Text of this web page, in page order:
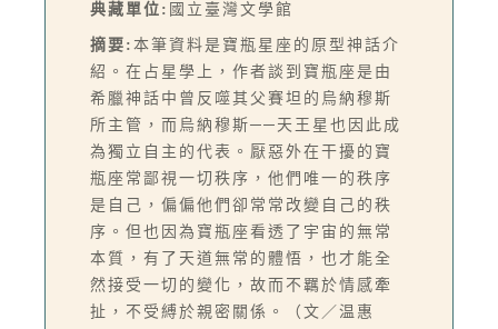
典藏單位: 國立臺灣文學館
摘要: 本筆資料是寶瓶星座的原型神話介
紹。在占星學上，作者談到寶瓶座是由
希臘神話中曾反噬其父賽坦的烏納穆斯
所主管，而烏納穆斯──天王星也因此成
為獨立自主的代表。厭惡外在干擾的寶
瓶座常鄙視一切秩序，他們唯一的秩序
是自己，偏偏他們卻常常改變自己的秩
序。但也因為寶瓶座看透了宇宙的無常
本質，有了天道無常的體悟，也才能全
然接受一切的變化，故而不羈於情感牽
扯，不受縛於親密關係。（文／温惠